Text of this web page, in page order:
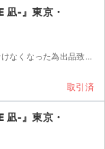
凪-』東京・
[詳細] 階 列 〜 (センブロ下手寄り) 都合がつかず行けなくなった為出品致します 大千秋楽...
取引済
凪-』東京・